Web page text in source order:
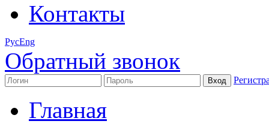
Контакты
РусEng
Обратный звонок
Главная